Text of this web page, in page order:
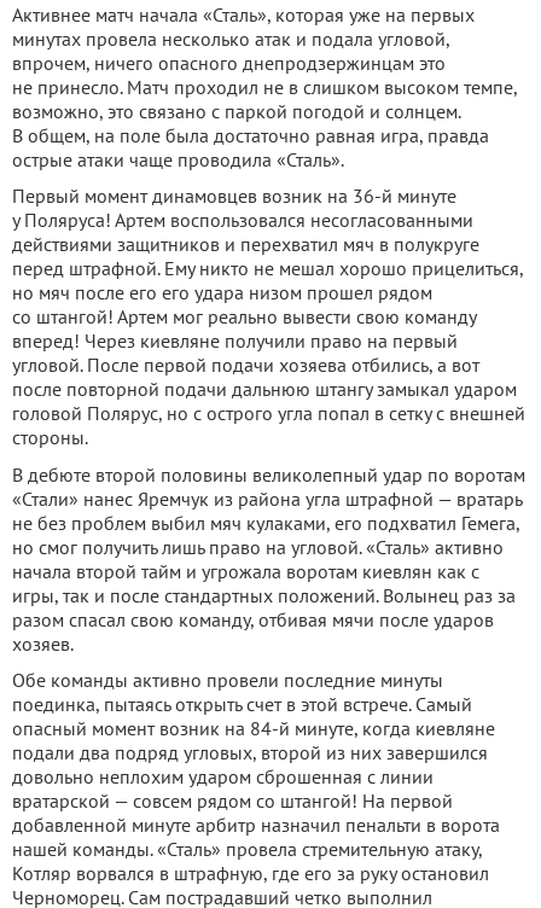
Активнее матч начала «Сталь», которая уже на первых
минутах провела несколько атак и подала угловой,
впрочем, ничего опасного днепродзержинцам это
не принесло. Матч проходил не в слишком высоком темпе,
возможно, это связано с паркой погодой и солнцем.
В общем, на поле была достаточно равная игра, правда
острые атаки чаще проводила «Сталь».
Первый момент динамовцев возник на 36-й минуте
у Поляруса! Артем воспользовался несогласованными
действиями защитников и перехватил мяч в полукруге
перед штрафной. Ему никто не мешал хорошо прицелиться,
но мяч после его его удара низом прошел рядом
со штангой! Артем мог реально вывести свою команду
вперед! Через киевляне получили право на первый
угловой. После первой подачи хозяева отбились, а вот
после повторной подачи дальнюю штангу замыкал ударом
головой Полярус, но с острого угла попал в сетку с внешней
стороны.
В дебюте второй половины великолепный удар по воротам
«Стали» нанес Яремчук из района угла штрафной — вратарь
не без проблем выбил мяч кулаками, его подхватил Гемега,
но смог получить лишь право на угловой. «Сталь» активно
начала второй тайм и угрожала воротам киевлян как с
игры, так и после стандартных положений. Волынец раз за
разом спасал свою команду, отбивая мячи после ударов
хозяев.
Обе команды активно провели последние минуты
поединка, пытаясь открыть счет в этой встрече. Самый
опасный момент возник на 84-й минуте, когда киевляне
подали два подряд угловых, второй из них завершился
довольно неплохим ударом сброшенная с линии
вратарской — совсем рядом со штангой! На первой
добавленной минуте арбитр назначил пенальти в ворота
нашей команды. «Сталь» провела стремительную атаку,
Котляр ворвался в штрафную, где его за руку остановил
Черноморец. Сам пострадавший четко выполнил